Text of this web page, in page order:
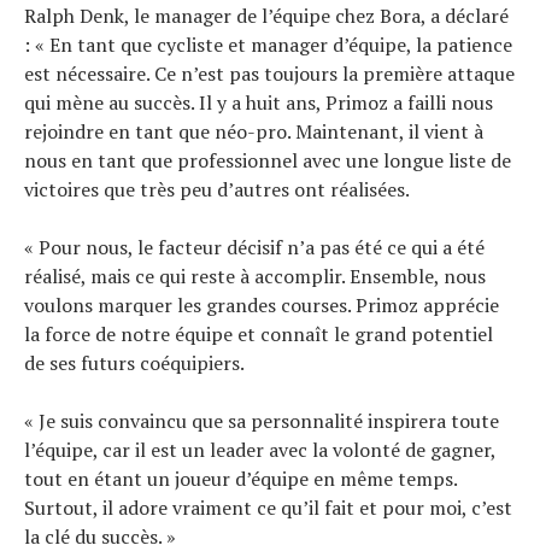
Ralph Denk, le manager de l’équipe chez Bora, a déclaré
: « En tant que cycliste et manager d’équipe, la patience
est nécessaire. Ce n’est pas toujours la première attaque
qui mène au succès. Il y a huit ans, Primoz a failli nous
rejoindre en tant que néo-pro. Maintenant, il vient à
nous en tant que professionnel avec une longue liste de
victoires que très peu d’autres ont réalisées.
« Pour nous, le facteur décisif n’a pas été ce qui a été
réalisé, mais ce qui reste à accomplir. Ensemble, nous
voulons marquer les grandes courses. Primoz apprécie
la force de notre équipe et connaît le grand potentiel
de ses futurs coéquipiers.
« Je suis convaincu que sa personnalité inspirera toute
l’équipe, car il est un leader avec la volonté de gagner,
tout en étant un joueur d’équipe en même temps.
Surtout, il adore vraiment ce qu’il fait et pour moi, c’est
la clé du succès. »